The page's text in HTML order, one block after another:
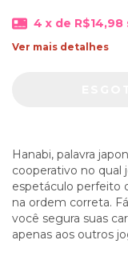
4 x de R$14,98
Ver mais detalhes
Hanabi, palavra
cooperativo no qual
espetáculo perfeito
na ordem correta.
você segura suas
apenas aos outros